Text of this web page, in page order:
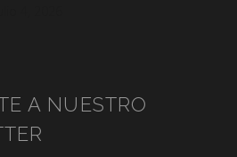
A NUESTRO